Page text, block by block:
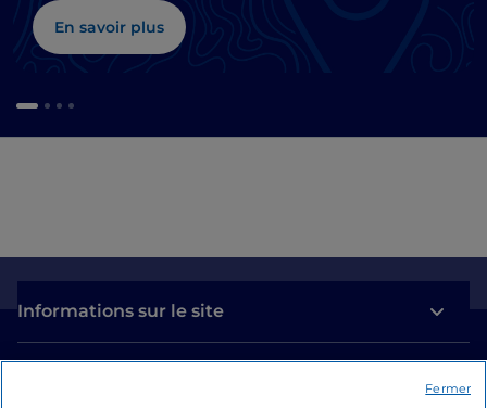
En savoir plus
Informations sur le site
Fermer